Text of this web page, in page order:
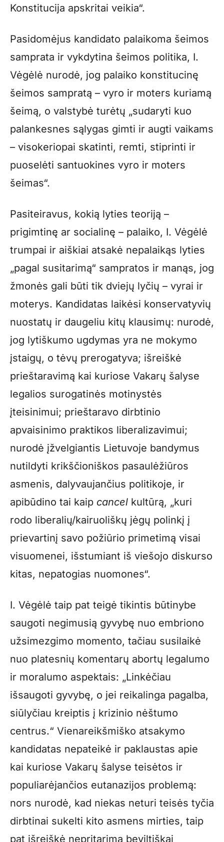
Konstitucija apskritai veikia“.
Pasidomėjus kandidato palaikoma šeimos
samprata ir vykdytina šeimos politika, I.
Vėgėlė nurodė, jog palaiko konstitucinę
šeimos sampratą – vyro ir moters kuriamą
šeimą, o valstybė turėtų „sudaryti kuo
palankesnes sąlygas gimti ir augti vaikams
– visokeriopai skatinti, remti, stiprinti ir
puoselėti santuokines vyro ir moters
šeimas“.
Pasiteiravus, kokią lyties teoriją –
prigimtinę ar socialinę – palaiko, I. Vėgėlė
trumpai ir aiškiai atsakė nepalaikąs lyties
„pagal susitarimą“ sampratos ir manąs, jog
žmonės gali būti tik dviejų lyčių – vyrai ir
moterys. Kandidatas laikėsi konservatyvių
nuostatų ir daugeliu kitų klausimų: nurodė,
jog lytiškumo ugdymas yra ne mokymo
įstaigų, o tėvų prerogatyva; išreiškė
prieštaravimą kai kuriose Vakarų šalyse
legalios surogatinės motinystės
įteisinimui; prieštaravo dirbtinio
apvaisinimo praktikos liberalizavimui;
nurodė įžvelgiantis Lietuvoje bandymus
nutildyti krikščioniškos pasaulėžiūros
asmenis, dalyvaujančius politikoje, ir
apibūdino tai kaip cancel kultūrą, „kuri
rodo liberalių/kairuoliškų jėgų polinkį į
prievartinį savo požiūrio primetimą visai
visuomenei, išstumiant iš viešojo diskurso
kitas, nepatogias nuomones“.
I. Vėgėlė taip pat teigė tikintis būtinybe
saugoti negimusią gyvybę nuo embriono
užsimezgimo momento, tačiau susilaikė
nuo platesnių komentarų abortų legalumo
ir moralumo aspektais: „Linkėčiau
išsaugoti gyvybę, o jei reikalinga pagalba,
siūlyčiau kreiptis į krizinio nėštumo
centrus.“ Vienareikšmiško atsakymo
kandidatas nepateikė ir paklaustas apie
kai kuriose Vakarų šalyse teisėtos ir
populiarėjančios eutanazijos problemą:
nors nurodė, kad niekas neturi teisės tyčia
dirbtinai sukelti kito asmens mirties, taip
pat išreiškė nepritarimą beviltiškai